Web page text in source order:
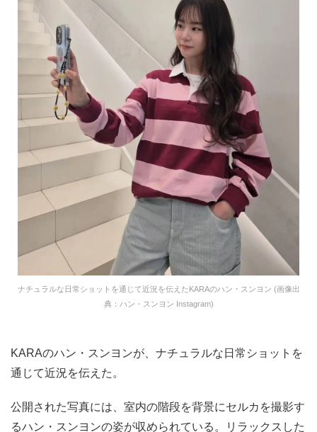
ナチュラルな日常ショットを通じて近況を伝えたKARAのハン・スンヨン (画像出
典：ハン・スンヨン Instagram)
KARAのハン・スンヨンが、ナチュラルな日常ショットを
通じて近況を伝えた。
公開された写真には、室内の階段を背景にセルカを撮影す
るハン・スンヨンの姿が収められている。リラックスした